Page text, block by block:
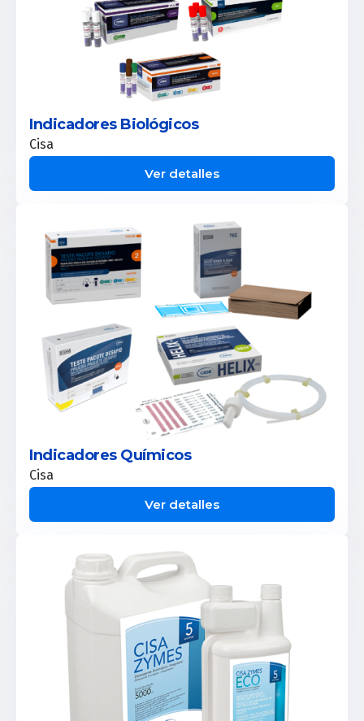
Indicadores Biológicos
Cisa
Ver detalles
Indicadores Químicos
Cisa
Ver detalles